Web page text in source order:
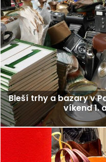
Bleší trhy a bazary v
víkend 1.